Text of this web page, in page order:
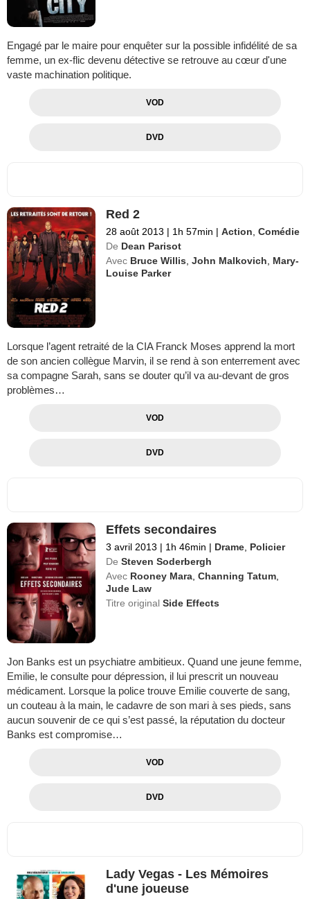
Engagé par le maire pour enquêter sur la possible infidélité de sa
femme, un ex-flic devenu détective se retrouve au cœur d'une
vaste machination politique.
VOD
DVD
Red 2
28 août 2013 | 1h 57min | Action ,Comédie
De Dean Parisot
Avec Bruce Willis ,John Malkovich
Mary-
Louise Parker
Lorsque l’agent retraité de la CIA Franck Moses apprend la mort
de son ancien collègue Marvin, il se rend à son enterrement avec
sa compagne Sarah, sans se douter qu’il va au-devant de gros
problèmes…
VOD
DVD
Effets secondaires
3 avril 2013 | 1h 46min | Drame Policier
De Steven Soderbergh
Avec Rooney Mara ,Channing Tatum
Jude Law
Titre originalSide Effects
Jon Banks est un psychiatre ambitieux. Quand une jeune femme,
Emilie, le consulte pour dépression, il lui prescrit un nouveau
médicament. Lorsque la police trouve Emilie couverte de sang,
un couteau à la main, le cadavre de son mari à ses pieds, sans
aucun souvenir de ce qui s’est passé, la réputation du docteur
Banks est compromise…
VOD
DVD
Lady Vegas - Les Mémoires
d'une joueuse